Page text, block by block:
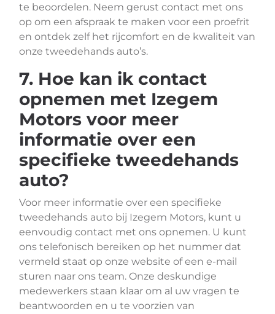
te beoordelen. Neem gerust contact met ons
op om een afspraak te maken voor een proefrit
en ontdek zelf het rijcomfort en de kwaliteit van
onze tweedehands auto’s.
7. Hoe kan ik contact
opnemen met Izegem
Motors voor meer
informatie over een
specifieke tweedehands
auto?
Voor meer informatie over een specifieke
tweedehands auto bij Izegem Motors, kunt u
eenvoudig contact met ons opnemen. U kunt
ons telefonisch bereiken op het nummer dat
vermeld staat op onze website of een e-mail
sturen naar ons team. Onze deskundige
medewerkers staan klaar om al uw vragen te
beantwoorden en u te voorzien van